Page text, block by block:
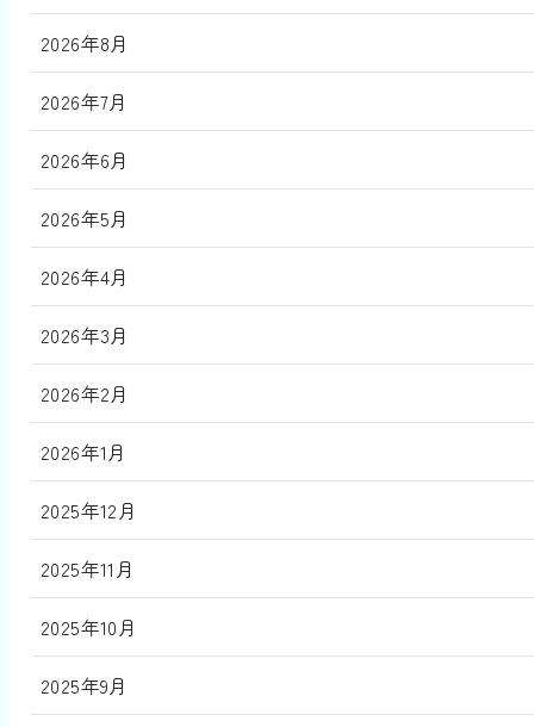
2026年8月
2026年7月
2026年6月
2026年5月
2026年4月
2026年3月
2026年2月
2026年1月
2025年12月
2025年11月
2025年10月
2025年9月